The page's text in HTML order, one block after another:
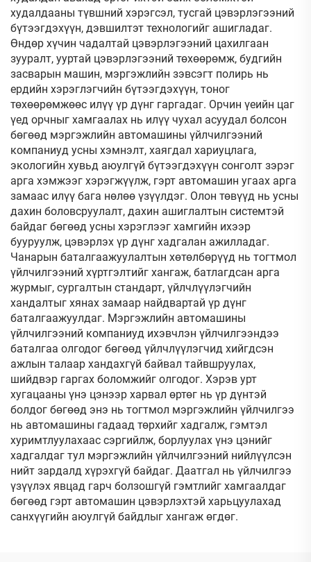
худалдааны түвшний хэрэгсэл, тусгай цэвэрлэгээний
бүтээгдэхүүн, дэвшилтэт технологийг ашигладаг.
Өндөр хүчин чадалтай цэвэрлэгээний цахилгаан
зууралт, ууртай цэвэрлэгээний төхөөрөмж, будгийн
засварын машин, мэргэжлийн зэвсэгт полирь нь
ердийн хэрэглэгчийн бүтээгдэхүүн, тоног
төхөөрөмжөөс илүү үр дүнг гаргадаг. Орчин үеийн цаг
үед орчныг хамгаалах нь илүү чухал асуудал болсон
бөгөөд мэргэжлийн автомашины үйлчилгээний
компаниуд усны хэмнэлт, хаягдал хариуцлага,
экологийн хувьд аюулгүй бүтээгдэхүүн сонголт зэрэг
арга хэмжээг хэрэгжүүлж, гэрт автомашин угаах арга
замаас илүү бага нөлөө үзүүлдэг. Олон төвүүд нь усны
дахин боловсруулалт, дахин ашиглалтын системтэй
байдаг бөгөөд усны хэрэглээг хамгийн ихээр
бууруулж, цэвэрлэх үр дүнг хадгалан ажилладаг.
Чанарын баталгаажуулалтын хөтөлбөрүүд нь тогтмол
үйлчилгээний хүртгэлтийг хангаж, батлагдсан арга
журмыг, сургалтын стандарт, үйлчлүүлэгчийн
хандалтыг хянах замаар найдвартай үр дүнг
баталгаажуулдаг. Мэргэжлийн автомашины
үйлчилгээний компаниуд ихэвчлэн үйлчилгээндээ
баталгаа олгодог бөгөөд үйлчлүүлэгчид хийгдсэн
ажлын талаар хандахгүй байвал тайвшруулах,
шийдвэр гаргах боломжийг олгодог. Хэрэв урт
хугацааны үнэ цэнээр харвал өртөг нь үр дүнтэй
болдог бөгөөд энэ нь тогтмол мэргэжлийн үйлчилгээ
нь автомашины гадаад төрхийг хадгалж, гэмтэл
хуримтлуулахаас сэргийлж, борлуулах үнэ цэнийг
хадгалдаг тул мэргэжлийн үйлчилгээний нийлүүлсэн
нийт зардалд хүрэхгүй байдаг. Даатгал нь үйлчилгээ
үзүүлэх явцад гарч болзошгүй гэмтлийг хамгаалдаг
бөгөөд гэрт автомашин цэвэрлэхтэй харьцуулахад
санхүүгийн аюулгүй байдлыг хангаж өгдөг.